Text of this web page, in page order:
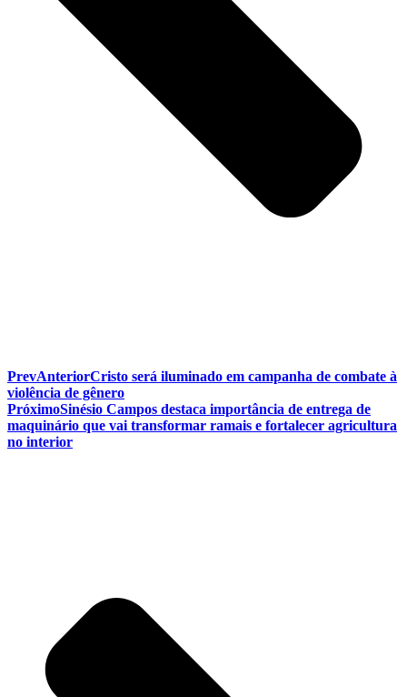
PrevAnteriorCristo será iluminado em campanha de combate à
violência de gênero
PróximoSinésio Campos destaca importância de entrega de
maquinário que vai transformar ramais e fortalecer agricultura
no interior